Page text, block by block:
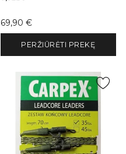
Kaina
69,90 €
PERŽIŪRĖTI PREKĘ